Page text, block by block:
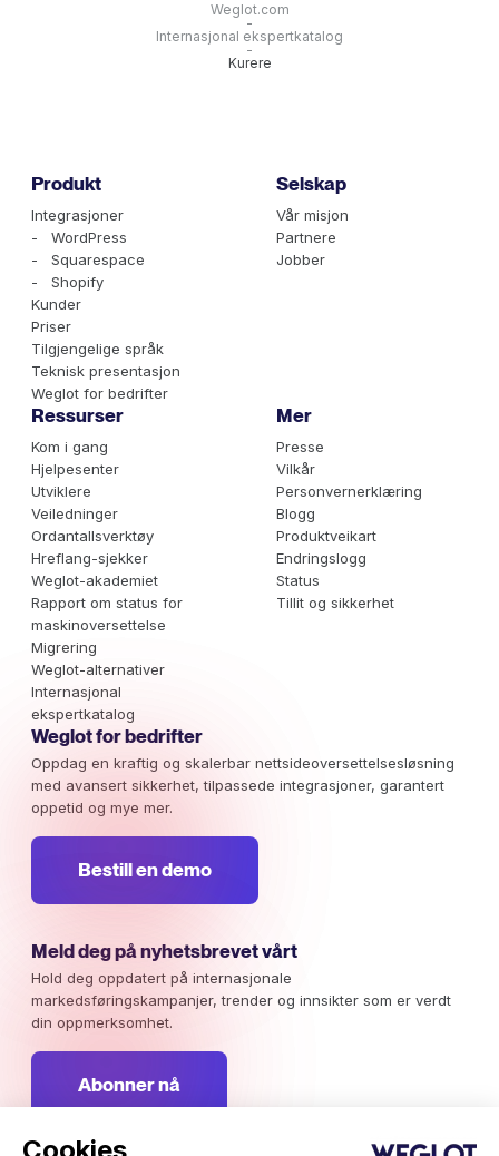
Weglot.com
-
Internasjonal ekspertkatalog
-
Kurere
Produkt
Integrasjoner
- WordPress
- Squarespace
- Shopify
Kunder
Priser
Tilgjengelige språk
Teknisk presentasjon
Weglot for bedrifter
Selskap
Vår misjon
Partnere
Jobber
Ressurser
Kom i gang
Hjelpesenter
Utviklere
Veiledninger
Ordantallsverktøy
Hreflang-sjekker
Weglot-akademiet
Rapport om status for
maskinoversettelse
Migrering
Weglot-alternativer
Internasjonal
ekspertkatalog
Mer
Presse
Vilkår
Personvernerklæring
Blogg
Produktveikart
Endringslogg
Status
Tillit og sikkerhet
Weglot for bedrifter
Oppdag en kraftig og skalerbar nettsideoversettelsesløsning
med avansert sikkerhet, tilpassede integrasjoner, garantert
oppetid og mye mer.
Bestill en demo
Meld deg på nyhetsbrevet vårt
Hold deg oppdatert på internasjonale
markedsføringskampanjer, trender og innsikter som er verdt
din oppmerksomhet.
Abonner nå